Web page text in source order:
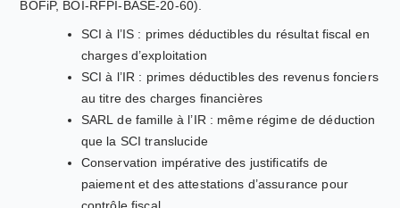
BOFiP, BOI-RFPI-BASE-20-60).
SCI à l’IS : primes déductibles du résultat fiscal en
charges d’exploitation
SCI à l’IR : primes déductibles des revenus fonciers
au titre des charges financières
SARL de famille à l’IR : même régime de déduction
que la SCI translucide
Conservation impérative des justificatifs de
paiement et des attestations d’assurance pour